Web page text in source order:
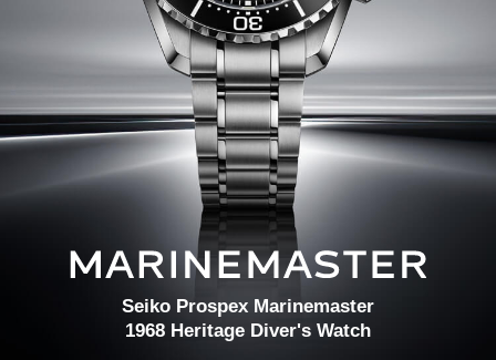
Seiko Prospex Marinemaster
1968 Heritage Diver's Watch